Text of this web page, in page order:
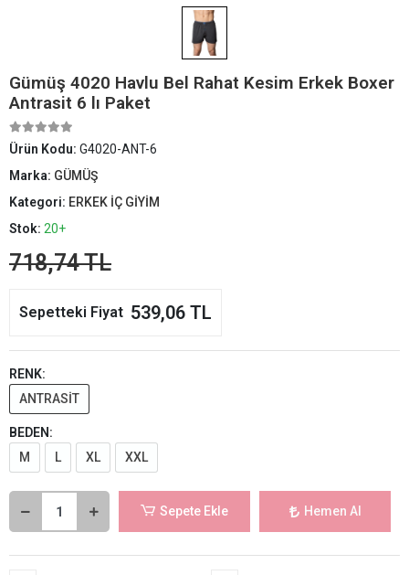
Gümüş 4020 Havlu Bel Rahat Kesim Erkek Boxer
Antrasit 6 lı Paket
Ürün Kodu: G4020-ANT-6
Marka: GÜMÜŞ
Kategori: ERKEK İÇ GİYİM
Stok: 20+
718,74 TL
Sepetteki Fiyat 539,06 TL
RENK:
ANTRASİT
BEDEN:
M
L XL XXL
Sepete Ekle Hemen Al